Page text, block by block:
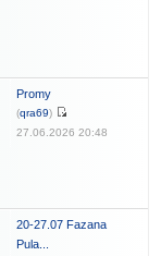
Promy
(qra69)
27.06.2026 20:48
20-27.07 Fazana
Pula...